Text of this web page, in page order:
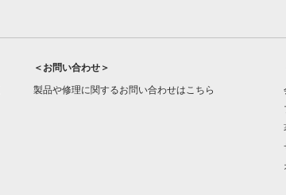
＜お問い合わせ＞
製品や修理に関するお問い合わせはこちら